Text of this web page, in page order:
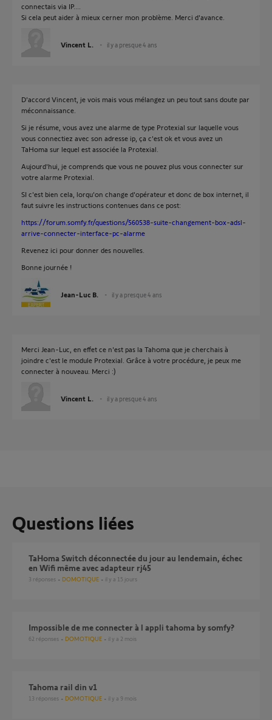
connectais via IP....
Si cela peut aider à mieux cerner mon problème. Merci d'avance.
Vincent L. il y a presque 4 ans
D'accord Vincent, je vois mais vous mélangez un peu tout sans doute par
méconnaissance.
Si je résume, vous avez une alarme de type Protexial sur laquelle vous
vous connectiez avec son adresse ip, ça c'est ok et vous avez un
TaHoma sur lequel est associée la Protexial.
Aujourd'hui, je comprends que vous ne pouvez plus vous connecter sur
votre alarme Protexial.
SI c'est bien cela, lorqu'on change d'opérateur et donc de box internet, il
faut suivre les instructions contenues dans ce post:
https://forum.somfy.fr/questions/560538-suite-changement-box-adsl-
arrive-connecter-interface-pc-alarme
Revenez ici pour donner des nouvelles.
Bonne journée !
Jean-Luc B. il y a presque 4 ans
Merci Jean-Luc, en effet ce n'est pas la Tahoma que je cherchais à
joindre c'est le module Protexial. Grâce à votre procédure, je peux me
connecter à nouveau. Merci :)
Vincent L. il y a presque 4 ans
Questions liées
TaHoma Switch déconnectée du jour au lendemain, échec
en Wifi même avec adapteur rj45
3 réponses DOMOTIQUE il y a 15 jours
Impossible de me connecter à l appli tahoma by somfy?
62 réponses DOMOTIQUE il y a 2 mois
Tahoma rail din v1
13 réponses DOMOTIQUE il y a 9 mois